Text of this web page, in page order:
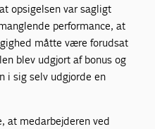
opsigelsen var sagligt
performance, at
måtte være forudsat
blev udgjort af bonus og
i sig selv udgjorde en
at medarbejderen ved